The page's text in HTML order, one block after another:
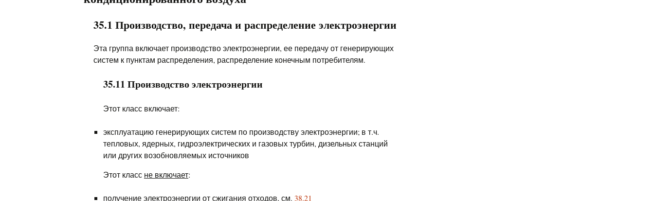
35.1 Производство, передача и распределение электроэнергии
Эта группа включает производство электроэнергии, ее передачу от генерирующих
систем к пунктам распределения, распределение конечным потребителям.
35.11 Производство электроэнергии
Этот класс включает:
эксплуатацию генерирующих систем по производству электроэнергии; в т.ч.
тепловых, ядерных, гидроэлектрических и газовых турбин, дизельных станций
или других возобновляемых источников
Этот класс не включает:
получение электроэнергии от сжигания отходов, см. 38.21